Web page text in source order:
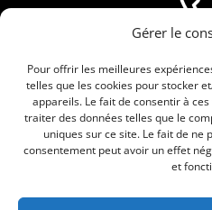
Gérer le
Pour offrir les meilleures
telles que les cookies pour stocker
appareils. Le fait de consentir à
traiter des données telles que le
uniques sur ce site. Le fait de
consentement peut avoir un effet
et
04 66